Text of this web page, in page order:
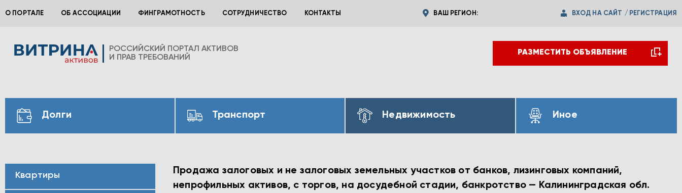
О ПОРТАЛЕ ОБ АССОЦИАЦИИ ФИНГРАМОТНОСТЬ СОТРУДНИЧЕСТВО КОНТАКТЫ ВАШ РЕГИОН: ВХОД НА САЙТ / РЕГИСТРАЦИЯ
РОССИЙСКИЙ ПОРТАЛ АКТИВОВ
И ПРАВ ТРЕБОВАНИЙ
РАЗМЕСТИТЬ ОБЪЯВЛЕНИЕ
Долги Транспорт Недвижимость Иное
Квартиры
Продажа залоговых и не залоговых земельных участков от банков, лизинговых компаний,
непрофильных активов, с торгов, на досудебной стадии, банкротство — Калининградская обл.